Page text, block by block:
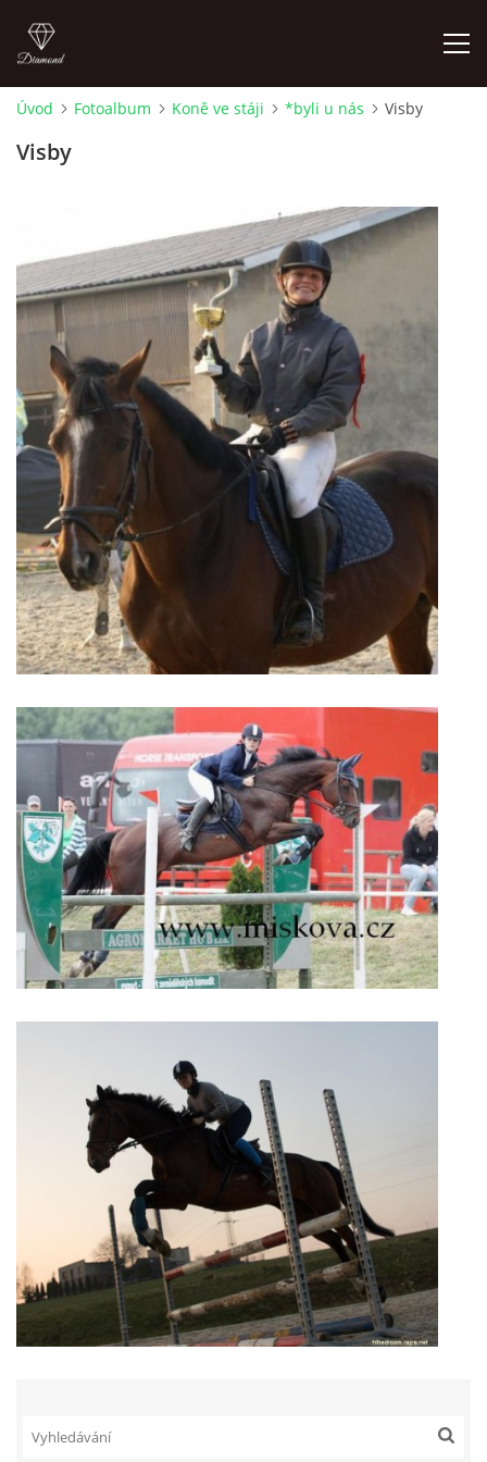
KONTAKT
SLUŽBY
JEŽDĚNÍ PRO VEŘEJNOST
FOTOALBUM
VIDEA
ODKAZY
NOVÝ PŘEKÁŽKOVÝ MATERIÁL
CENÍK SLUŽEB
PŘISPĚVEK ČUS KARVINA -PODPORA SPORTU V
MORAVSKOSLEZSKÉM KRAJI
NÁHRADNÍ TERMÍN BRIGÁDY PRO TY KTEŘÍ SE
NEDOSTAVILI NA PODZIMNÍ BRIGÁDU
ČLENOVÉ RYCHVALDU 2023
JARNÍ BRIGÁDA 20.5.2023
DNE 17.11.2023 KROUŽEK JEZDECTVÍ NENÍ
DĚKUJEME MĚSTU RYCHVALD ZA DOTACI V ROCE 2023
NABÍZÍME BRIGÁDU U NÁS VE STÁJI. PRO BLIŽŠÍ INFO
VOLEJTE 604265192
Úvod Fotoalbum Koně ve stáji *byli u nás Visby
Visby